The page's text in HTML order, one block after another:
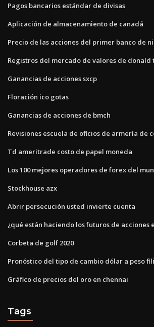
Pagos bancarios estándar de divisas
Aplicación de almacenamiento de canadá
Precio de las acciones del primer banco de
Registros del mercado de valores de donald
Ganancias de acciones sxcp
Floración ico gotas
Ganancias de acciones de bmch
Revisiones escuela de oficios de armería de
Td ameritrade costo de papel moneda
Los 100 mejores operadores de forex del
Stockhouse azx
Abrir persecución usted invierte cuenta
¿qué están haciendo los futuros de acciones
Corbeta de golf 2020
Pronóstico del tipo de cambio dólar a peso
Gráfico de precios del oro en chennai
Tags